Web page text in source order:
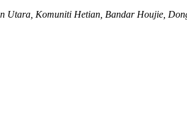
Utara, Komuniti Hetian, Bandar Houjie,